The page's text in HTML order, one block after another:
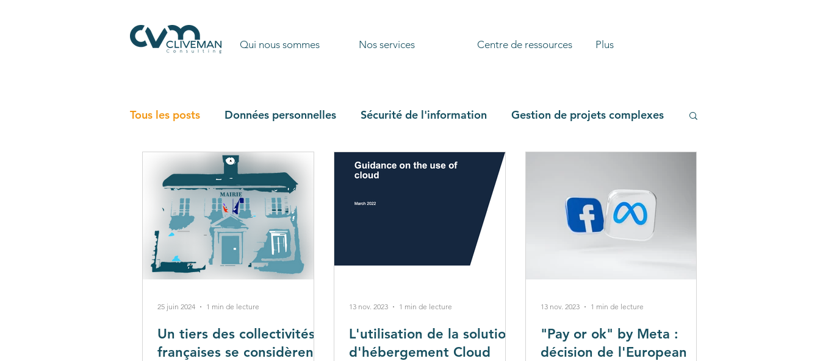
Qui nous sommes Nos services Centre de ressources Plus
Tous les posts Données personnelles Sécurité de l'information Gestion de projets complexes
cyberharcèlement Collectivité locale Conformité
Un tiers des collectivités
françaises se considèrent
25 juin 2024 1 min de lecture
L'utilisation de la solution
d'hébergement Cloud
13 nov. 2023 1 min de lecture
"Pay or ok" by Meta :
décision de l'European
13 nov. 2023 1 min de lecture